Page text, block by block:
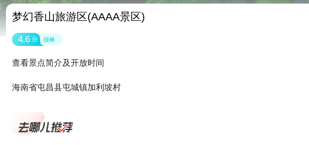
梦幻香山旅游区(AAAA景区)
4.6 分 很棒
查看景点简介及开放时间
海南省屯昌县屯城镇加利坡村